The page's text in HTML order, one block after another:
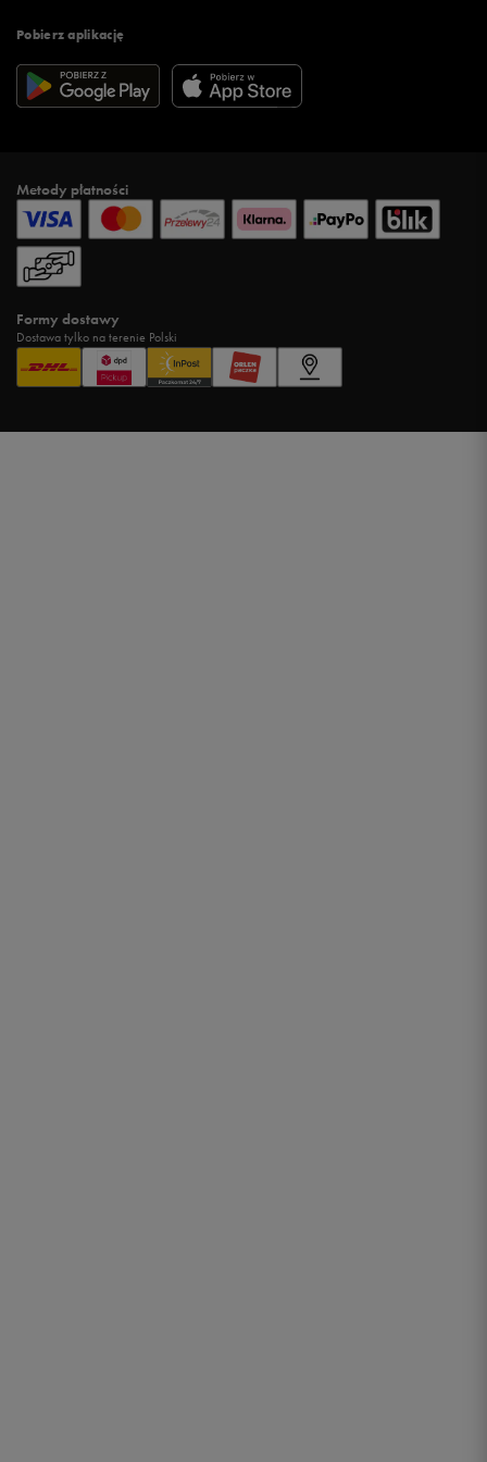
Pobierz aplikację
Metody płatności
Formy dostawy
Dostawa tylko na terenie Polski